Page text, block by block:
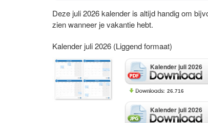
Deze juli 2026 kalender is altijd handig om
zien wanneer je vakantie hebt.
Kalender juli 2026 (Liggend formaat)
Kalender juli 2026
26.716
Kalender juli 2026